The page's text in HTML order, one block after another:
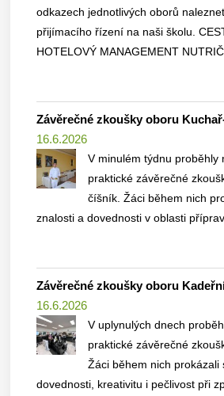
odkazech jednotlivých oborů
přijímacího řízení na naši školu.
HOTELOVÝ MANAGEMENT
Závěrečné zkoušky oboru
16.6.2026
V minulém týdnu proběhly
praktické závěrečné
číšník. Žáci během nich
znalosti a dovednosti v oblasti
Závěrečné zkoušky oboru
16.6.2026
V uplynulých dnech
praktické závěrečné
Žáci během nich prokázali
dovednosti, kreativitu i pečlivost při